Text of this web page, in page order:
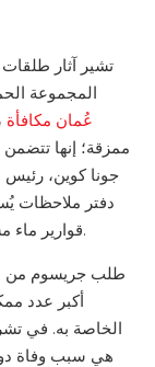
تشير آثار
المجموعة
tusk عُمان مكافأة
ممزقة؛ إنها
جونا كوين،
دفتر ملاحظات
قوارير ماء مشابهة لتلك التي عُثر عليها في غرفة نوم برايان.
طلب جريسوم من
أكبر عدد
الخاصة به. في
هي سبب وفاة